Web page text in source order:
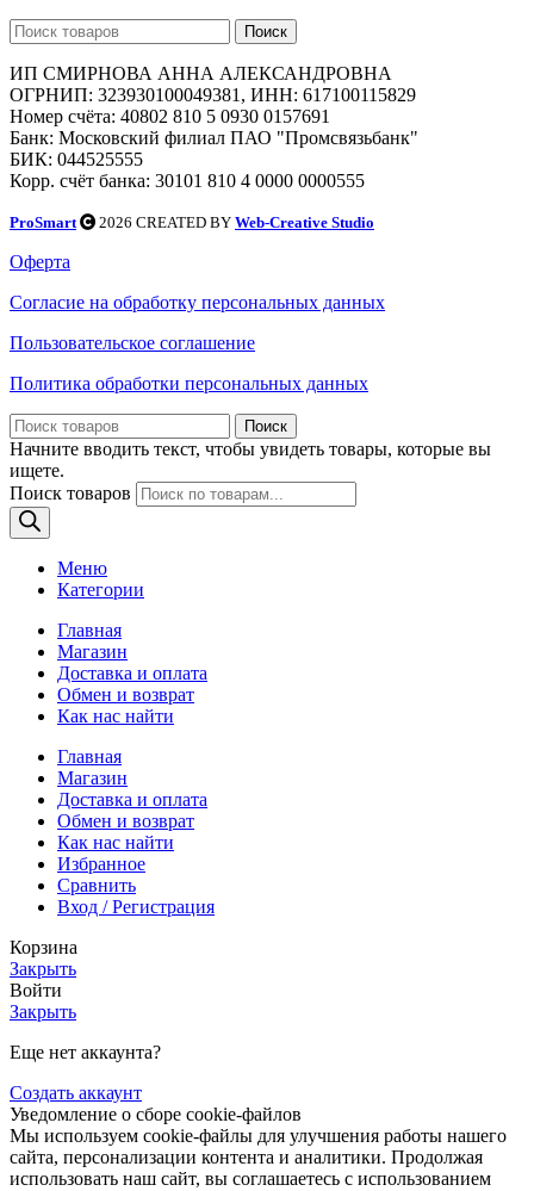
Поиск
ИП СМИРНОВА АННА АЛЕКСАНДРОВНА
ОГРНИП: 323930100049381, ИНН: 617100115829
Номер счёта: 40802 810 5 0930 0157691
Банк: Московский филиал ПАО "Промсвязьбанк"
БИК: 044525555
Корр. счёт банка: 30101 810 4 0000 0000555
ProSmart 2026 CREATED BY Web-Creative Studio
Оферта
Согласие на обработку персональных данных
Пользовательское соглашение
Политика обработки персональных данных
Поиск
Начните вводить текст, чтобы увидеть товары, которые вы
ищете.
Поиск товаров
Меню
Категории
Главная
Магазин
Доставка и оплата
Обмен и возврат
Как нас найти
Главная
Магазин
Доставка и оплата
Обмен и возврат
Как нас найти
Избранное
Сравнить
Вход / Регистрация
Корзина
Закрыть
Войти
Закрыть
Еще нет аккаунта?
Создать аккаунт
Уведомление о сборе cookie-файлов
Мы используем cookie-файлы для улучшения работы нашего
сайта, персонализации контента и аналитики. Продолжая
использовать наш сайт, вы соглашаетесь с использованием